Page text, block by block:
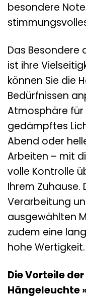
besondere
Das Besondere
ist ihre
können Sie die
Bedürfnissen
Atmosphäre
gedämpftes
Abend oder
Arbeiten – mit
volle Kontrolle
Ihrem Zuhause.
Verarbeitung
ausgewählten
zudem eine
hohe Wertigkeit.
Die Vorteile der
Hängeleuchte